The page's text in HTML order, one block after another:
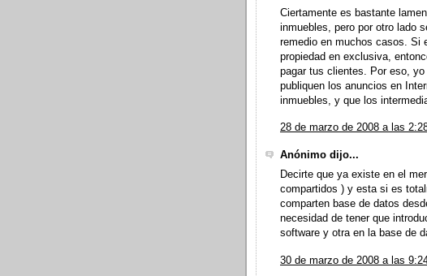
Ciertamente es bastante
inmuebles, pero por otro lado
remedio en muchos casos. Si
propiedad en exclusiva,
pagar tus clientes. Por eso,
publiquen los anuncios en
inmuebles, y que los
28 de marzo de 2008 a las
Anónimo dijo...
Decirte que ya existe en el
compartidos ) y esta si es
comparten base de datos
necesidad de tener que
software y otra en la base de
30 de marzo de 2008 a las